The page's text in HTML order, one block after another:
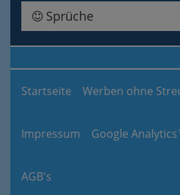
Sprüche
Startseite Werben ohne
Impressum Google
AGB's